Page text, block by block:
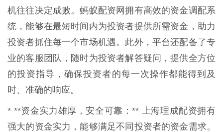
机往往决定成败。蚂蚁配资网拥有高效的资金调配系
统，能够在最短时间内为投资者提供所需资金，助力
投资者抓住每一个市场机遇。此外，平台还配备了专
业的客服团队，随时为投资者解答疑问，提供全方位
的投资指导，确保投资者的每一次操作都能得到及
时、准确的响应。
* **资金实力雄厚，安全可靠：** 上海理成配资拥有
强大的资金实力，能够满足不同投资者的资金需求。